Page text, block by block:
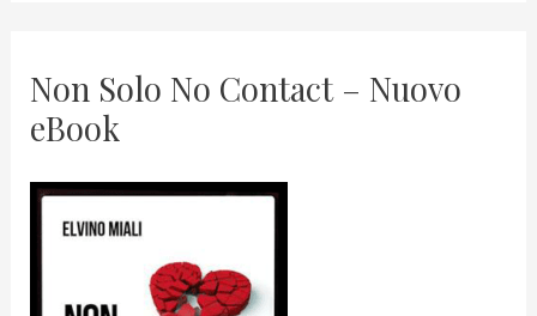
Non Solo No Contact – Nuovo
eBook